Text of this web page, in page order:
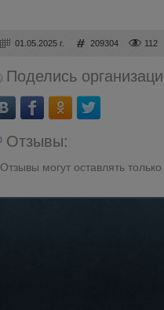
01.05.2025 г. 209304 112
Поделись
Отзывы:
Отзывы могут оставлять